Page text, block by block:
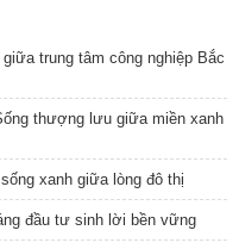
trung tâm công nghiệp Bắc
thượng lưu giữa miền xanh
xanh giữa lòng đô thị
đầu tư sinh lời bền vững